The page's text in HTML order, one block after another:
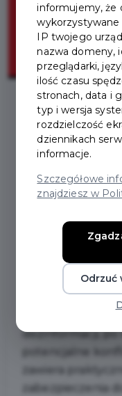
2025-09-02
Zachęcamy do
„Poradnikiem
przystępny
przygotować
dezinformacji,
zawiera
zabezpieczenia
informujemy, że
wykorzystywane
IP twojego
nazwa domeny,
przeglądarki,
ilość czasu
stronach, data i
typ i wersja
rozdzielczość
dziennikach
informacje.
Szczegółowe
znajdziesz w
Odrzuć